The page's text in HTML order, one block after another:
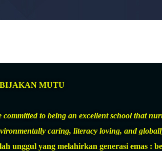
MUTU
to being an excellent school that
caring, literacy loving, and
unggul yang melahirkan generasi emas :